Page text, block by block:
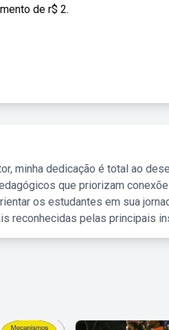
de r$ 2.
minha dedicação é total ao
que priorizam
os estudantes em sua
reconhecidas pelas principais